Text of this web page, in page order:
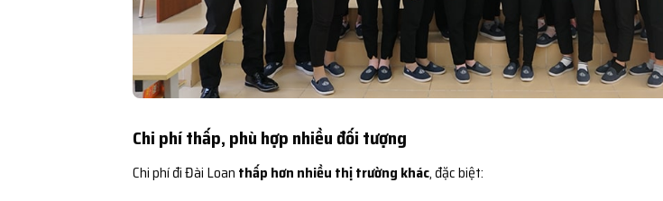
Chi phí thấp, phù hợp nhiều đối tượng
Chi phí đi Đài Loan thấp hơn nhiều thị trường khác, đặc biệt: